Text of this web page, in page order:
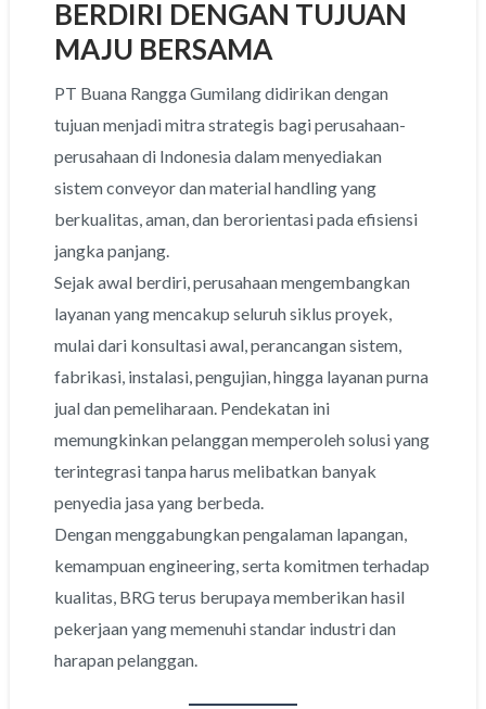
BERDIRI DENGAN TUJUAN
MAJU BERSAMA
PT Buana Rangga Gumilang didirikan dengan
tujuan menjadi mitra strategis bagi perusahaan-
perusahaan di Indonesia dalam menyediakan
sistem conveyor dan material handling yang
berkualitas, aman, dan berorientasi pada efisiensi
jangka panjang.
Sejak awal berdiri, perusahaan mengembangkan
layanan yang mencakup seluruh siklus proyek,
mulai dari konsultasi awal, perancangan sistem,
fabrikasi, instalasi, pengujian, hingga layanan purna
jual dan pemeliharaan. Pendekatan ini
memungkinkan pelanggan memperoleh solusi yang
terintegrasi tanpa harus melibatkan banyak
penyedia jasa yang berbeda.
Dengan menggabungkan pengalaman lapangan,
kemampuan engineering, serta komitmen terhadap
kualitas, BRG terus berupaya memberikan hasil
pekerjaan yang memenuhi standar industri dan
harapan pelanggan.